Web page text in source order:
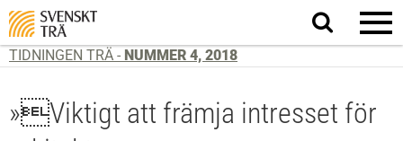
Sök
på
TIDNINGEN TRÄ - NUMMER 4, 2018
»Viktigt att främja intresset för